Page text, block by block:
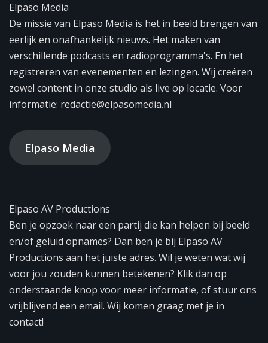
Elpaso Media
De missie van Elpaso Media is het in beeld brengen van
eerlijk en onafhankelijk nieuws. Het maken van
verschillende podcasts en radioprogramma's. En het
registreren van evenementen en lezingen. Wij creëren
zowel content in onze studio als live op locatie. Voor
informatie: redactie@elpasomedia.nl
Elpaso Media
Elpaso AV Productions
Ben je opzoek naar een partij die kan helpen bij beeld
en/of geluid opnames? Dan ben je bij Elpaso AV
Productions aan het juiste adres. Wil je weten wat wij
voor jou zouden kunnen betekenen? Klik dan op
onderstaande knop voor meer informatie, of stuur ons
vrijblijvend een email. Wij komen graag met je in
contact!